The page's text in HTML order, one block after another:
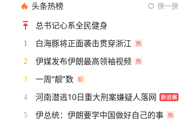
头条热榜 换一换
总书记心系全民健身
1 白海豚将正面袭击贯穿浙江
2 伊媒发布伊朗最高领袖视频
3 一周“靓”数
4 河南潜逃10日重大刑案嫌疑人落网
5 伊总统：伊朗要学中国做好自己的事